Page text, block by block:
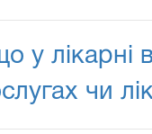
у лікарні
чи